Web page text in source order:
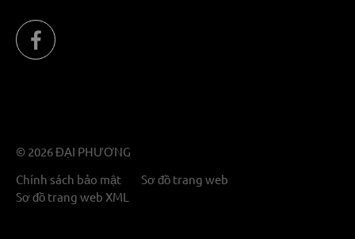
© 2026 ĐẠI PHƯƠNG
Chính sách bảo mật
Sơ đồ trang web
Sơ đồ trang web XML